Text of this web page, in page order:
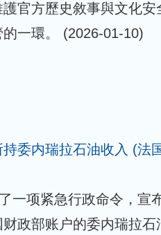
官方歷史敘事與文化安
一環。
(2026-01-10)
委内瑞拉石油收入 (法
一项紧急行政命令，宣
政部账户的委内瑞拉石